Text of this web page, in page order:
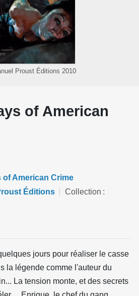
Proust Éditions 2010
of American
of American Crime
Éditions
Collection
jours pour réaliser le casse
la légende comme l'auteur du
La tension monte, et des secrets